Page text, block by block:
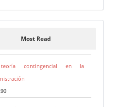
Most Read
contingencial en la